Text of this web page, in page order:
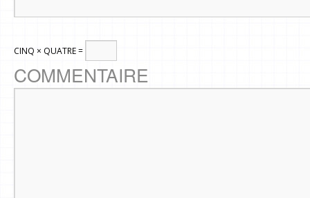
CINQ × QUATRE =
COMMENTAIRE